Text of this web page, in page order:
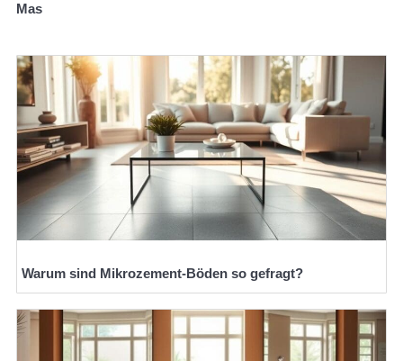
Mas
Warum sind Mikrozement-Böden so gefragt?